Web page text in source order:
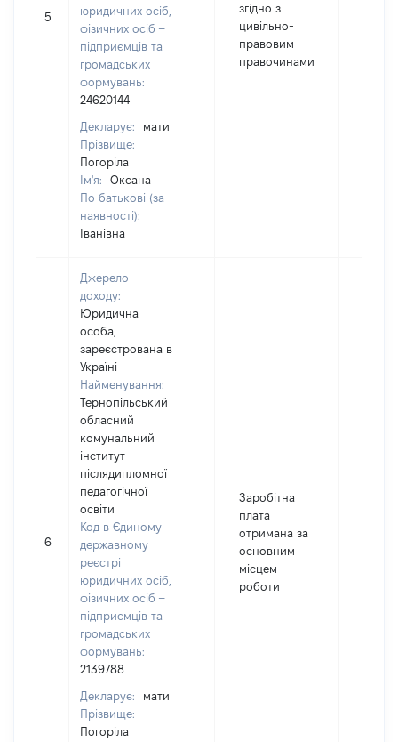
5
юридичних осіб,
фізичних осіб –
підприємців та
громадських
формувань:
24620144
Декларує:
мати
Прізвище:
Погоріла
Ім'я:
Оксана
По батькові (за
наявності):
Іванівна
згідно з
цивільно-
правовим
правочинами
6
Джерело
доходу:
Юридична
особа,
зареєстрована в
Україні
Найменування:
Тернопільський
обласний
комунальний
інститут
післядипломної
педагогічної
освіти
Код в Єдиному
державному
реєстрі
юридичних осіб,
фізичних осіб –
підприємців та
громадських
формувань:
2139788
Декларує:
мати
Прізвище:
Погоріла
Заробітна
плата
отримана за
основним
місцем
роботи